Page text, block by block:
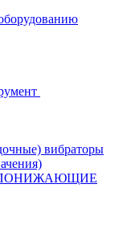
вибраторы